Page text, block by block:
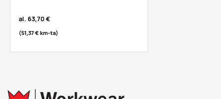
al. 63,70 €
(51,37 € km-ta)